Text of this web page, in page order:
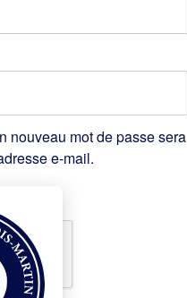
nouveau mot de passe sera
e-mail.